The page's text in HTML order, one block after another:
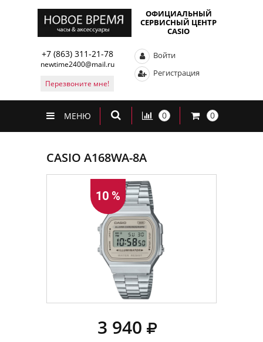
ОФИЦИАЛЬНЫЙ
СЕРВИСНЫЙ ЦЕНТР
CASIO
+7 (863) 311-21-78
newtime2400@mail.ru
Перезвоните мне!
Войти
Регистрация
МЕНЮ 0 0
CASIO A168WA-8A
10 %
3 940